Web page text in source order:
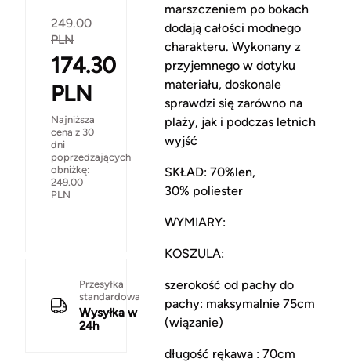
249.00
PLN
174.30
PLN
Najniższa
cena z 30
dni
poprzedzających
obniżkę:
249.00
PLN
Przesyłka
standardowa
Wysyłka w
24h
marszczeniem po bokach
dodają całości modnego
charakteru. Wykonany z
przyjemnego w dotyku
materiału, doskonale
sprawdzi się zarówno na
plaży, jak i podczas letnich
wyjść
SKŁAD: 70%len,
30% poliester
WYMIARY:
KOSZULA:
szerokość od pachy do
pachy: maksymalnie 75cm
(wiązanie)
długość rękawa : 70cm